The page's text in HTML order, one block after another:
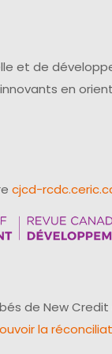
et de
en
cjcd-
de New
la